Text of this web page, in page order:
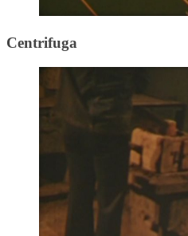
Centrifuga